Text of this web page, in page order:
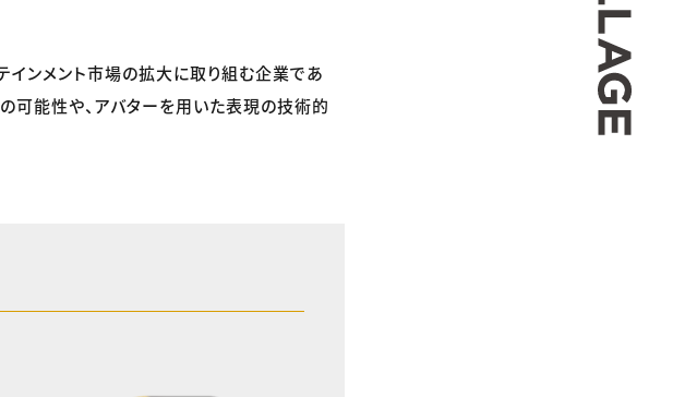
インメント市場の拡大に取り組む企業であ
可能性や、アバターを用いた表現の技術的